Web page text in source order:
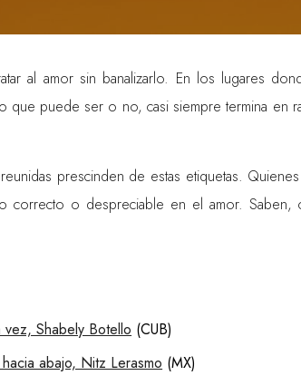
al amor sin banalizarlo. En los lugares
que puede ser o no, casi siempre termina en
prescinden de estas etiquetas.
correcto o despreciable en el amor. Saben,
vez, Shabely Botello (CUB)
abajo, Nitz Lerasmo (MX)